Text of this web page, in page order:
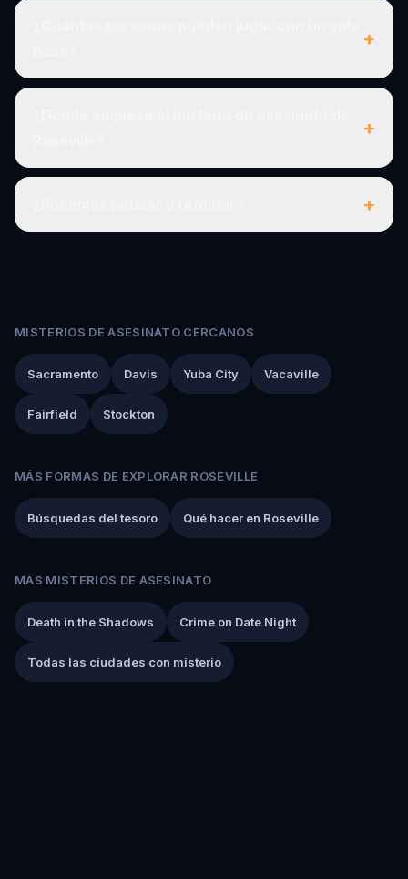
+
+
+
MISTERIOS DE ASESINATO CERCANOS
Sacramento Davis Yuba City Vacaville
Fairfield Stockton
MÁS FORMAS DE EXPLORAR ROSEVILLE
Búsquedas del tesoro Qué hacer en Roseville
MÁS MISTERIOS DE ASESINATO
Death in the Shadows Crime on Date Night
Todas las ciudades con misterio